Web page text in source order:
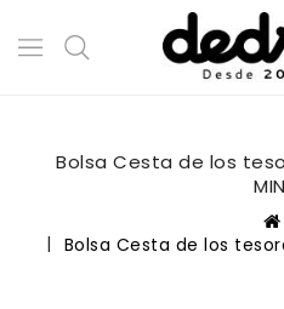
Bolsa Cesta de los
Bolsa Cesta de los